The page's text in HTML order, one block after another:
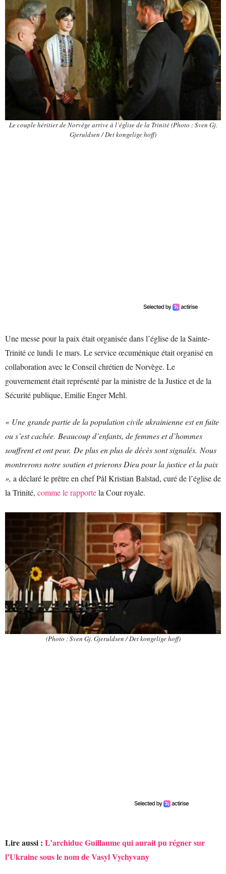
Le couple héritier de Norvège arrive à l’église de la Trinité (Photo : Sven Gj.
Gjeruldsen / Det kongelige hoff)
Une messe pour la paix était organisée dans l’église de la Sainte-
Trinité ce lundi 1e mars. Le service œcuménique était organisé en
collaboration avec le Conseil chrétien de Norvège. Le
gouvernement était représenté par la ministre de la Justice et de la
Sécurité publique, Emilie Enger Mehl.
« Une grande partie de la population civile ukrainienne est en fuite
ou s’est cachée. Beaucoup d’enfants, de femmes et d’hommes
souffrent et ont peur. De plus en plus de décès sont signalés. Nous
montrerons notre soutien et prierons Dieu pour la justice et la paix
», a déclaré le prêtre en chef Pål Kristian Balstad, curé de l’église de
la Trinité, comme le rapportela Cour royale.
(Photo : Sven Gj. Gjeruldsen / Det kongelige hoff)
Lire aussi : L’archiduc Guillaume qui aurait pu régner sur
l’Ukraine sous le nom de Vasyl Vychyvany